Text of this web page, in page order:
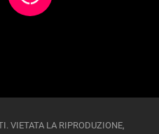
VIETATA LA RIPRODUZIONE,